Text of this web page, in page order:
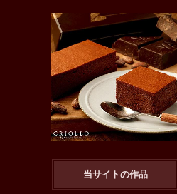
当サイトの作品